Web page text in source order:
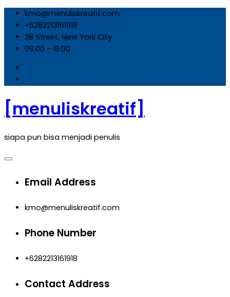
Skip
content
kmo@menuliskreatif.com
+6282213161918
28 Street, New York City
09.00 - 16.00
[menuliskreatif]
siapa pun bisa menjadi penulis
Email Address
kmo@menuliskreatif.com
Phone Number
+6282213161918
Contact Address